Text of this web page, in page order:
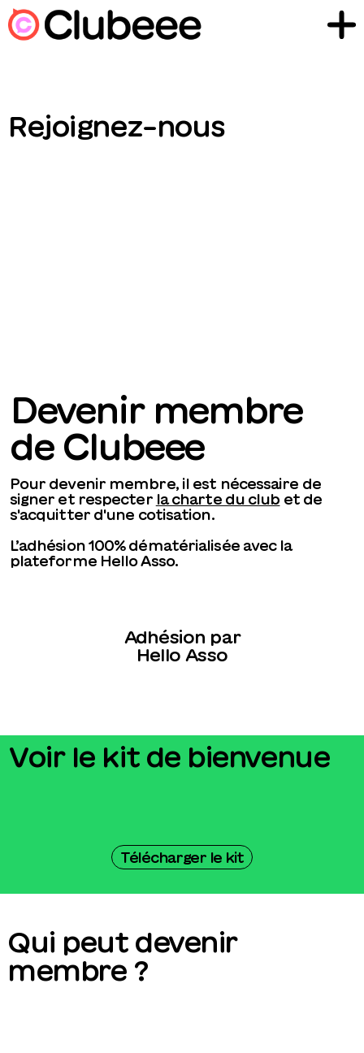
Rejoignez-nous
Devenir membre
de Clubeee
Pour devenir membre, il est nécessaire de
signer et respecter la charte du club ​et de
s'acquitter d'une cotisation.
L’adhésion 100% dématérialisée avec la
plateforme Hello Asso.
Télécharger le kit
Voir le kit de bienvenue
Adhésion par
Hello Asso
Qui peut devenir
membre ?